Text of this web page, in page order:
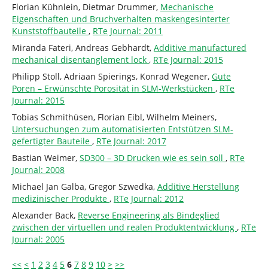
Florian Kühnlein, Dietmar Drummer, Mechanische
Eigenschaften und Bruchverhalten maskengesinterter
Kunststoffbauteile , RTe Journal: 2011
Miranda Fateri, Andreas Gebhardt, Additive manufactured
mechanical disentanglement lock , RTe Journal: 2015
Philipp Stoll, Adriaan Spierings, Konrad Wegener, Gute
Poren – Erwünschte Porosität in SLM-Werkstücken , RTe
Journal: 2015
Tobias Schmithüsen, Florian Eibl, Wilhelm Meiners,
Untersuchungen zum automatisierten Entstützen SLM-
gefertigter Bauteile , RTe Journal: 2017
Bastian Weimer, SD300 – 3D Drucken wie es sein soll , RTe
Journal: 2008
Michael Jan Galba, Gregor Szwedka, Additive Herstellung
medizinischer Produkte , RTe Journal: 2012
Alexander Back, Reverse Engineering als Bindeglied
zwischen der virtuellen und realen Produktentwicklung , RTe
Journal: 2005
<< < 1 2 3 4 5 6 7 8 9 10 > >>